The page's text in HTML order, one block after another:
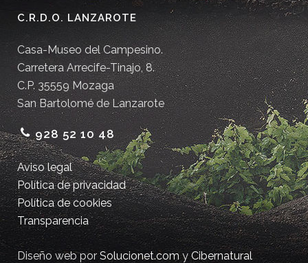
C.R.D.O. LANZAROTE
Casa-Museo del Campesino.
Carretera Arrecife-Tinajo, 8.
C.P. 35559 Mozaga
San Bartolomé de Lanzarote
928 52 10 48
Aviso legal
Política de privacidad
Política de cookies
Transparencia
Diseño web porSolucionet.comyCibernatural